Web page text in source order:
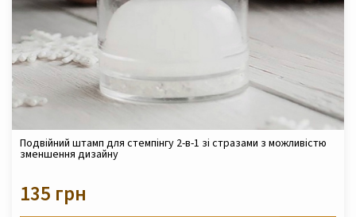
Подвійний штамп для стемпінгу 2-в-1 зі стразами з можливістю
зменшення дизайну
135 грн